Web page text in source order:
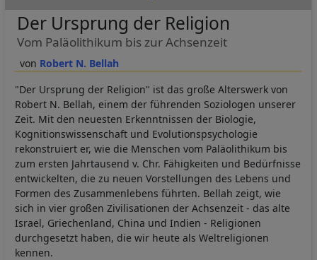
Robert N. Bellah
Der Ursprung der Religion
Vom Paläolithikum bis zur Achsenzeit
"Der Ursprung der Religion" ist das große Alterswerk von
Robert N. Bellah, einem der führenden Soziologen unserer
Zeit. Mit den neuesten Erkenntnissen der Biologie,
Kognitionswissenschaft und Evolutionspsychologie
rekonstruiert er, wie die Menschen vom Paläolithikum bis
zum ersten Jahrtausend v. Chr. Fähigkeiten und Bedürfnisse
entwickelten, die zu neuen Vorstellungen des Lebens und
Formen des Zusammenlebens führten. Bellah zeigt, wie
sich in vier großen Zivilisationen der Achsenzeit - das alte
Israel, Griechenland, China und Indien - Religionen
durchgesetzt haben, die wir heute als Weltreligionen
kennen.